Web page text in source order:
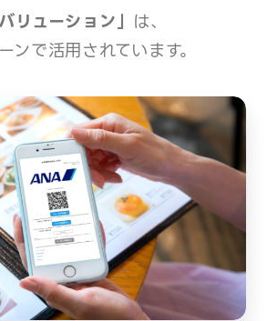
リューション」 は、
ンで活用されています。